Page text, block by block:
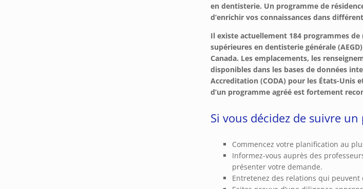
en dentisterie. Un programme de
d’enrichir vos connaissances dans
Il existe actuellement 184 programmes de
supérieures en dentisterie générale
Canada. Les emplacements, les
disponibles dans les bases de données
Accreditation (CODA) pour les États-Unis
d’un programme agréé est fortement
Si vous décidez de suivre
Commencez votre planification au
Informez-vous auprès des
présenter votre demande.
Entretenez des relations qui